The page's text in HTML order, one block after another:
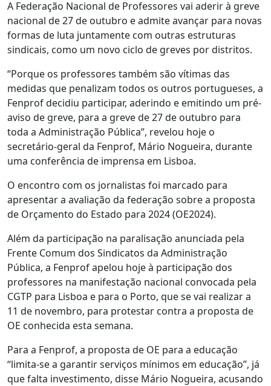
A Federação Nacional de Professores vai aderir à greve
nacional de 27 de outubro e admite avançar para novas
formas de luta juntamente com outras estruturas
sindicais, como um novo ciclo de greves por distritos.
“Porque os professores também são vítimas das
medidas que penalizam todos os outros portugueses, a
Fenprof decidiu participar, aderindo e emitindo um pré-
aviso de greve, para a greve de 27 de outubro para
toda a Administração Pública”, revelou hoje o
secretário-geral da Fenprof, Mário Nogueira, durante
uma conferência de imprensa em Lisboa.
O encontro com os jornalistas foi marcado para
apresentar a avaliação da federação sobre a proposta
de Orçamento do Estado para 2024 (OE2024).
Além da participação na paralisação anunciada pela
Frente Comum dos Sindicatos da Administração
Pública, a Fenprof apelou hoje à participação dos
professores na manifestação nacional convocada pela
CGTP para Lisboa e para o Porto, que se vai realizar a
11 de novembro, para protestar contra a proposta de
OE conhecida esta semana.
Para a Fenprof, a proposta de OE para a educação
“limita-se a garantir serviços mínimos em educação”, já
que falta investimento, disse Mário Nogueira, acusando